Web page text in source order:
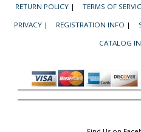
RETURN POLICY | TERMS OF
PRIVACY | REGISTRATION INFO |
CATALOG